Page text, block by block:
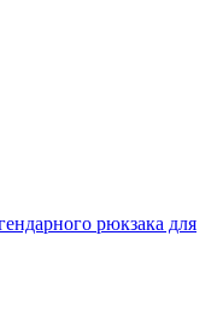
рюкзака для